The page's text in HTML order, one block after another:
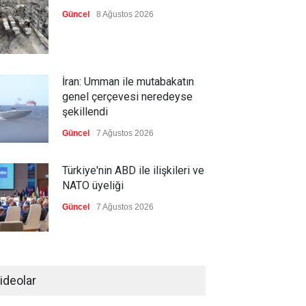
Güncel 8 Ağustos 2026
İran: Umman ile mutabakatın
genel çerçevesi neredeyse
şekillendi
Güncel 7 Ağustos 2026
Türkiye'nin ABD ile ilişkileri ve
NATO üyeliği
Güncel 7 Ağustos 2026